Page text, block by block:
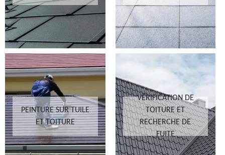
PEINTURE SUR TUILE
ET TOITURE
VÉRIFICATION DE
TOITURE ET
RECHERCHE DE
FUITE